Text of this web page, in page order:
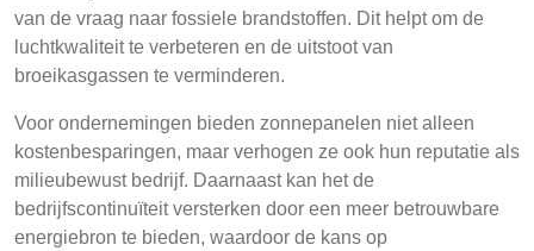
van de vraag naar fossiele brandstoffen. Dit helpt om de
luchtkwaliteit te verbeteren en de uitstoot van
broeikasgassen te verminderen.
Voor ondernemingen bieden zonnepanelen niet alleen
kostenbesparingen, maar verhogen ze ook hun reputatie als
milieubewust bedrijf. Daarnaast kan het de
bedrijfscontinuïteit versterken door een meer betrouwbare
energiebron te bieden, waardoor de kans op